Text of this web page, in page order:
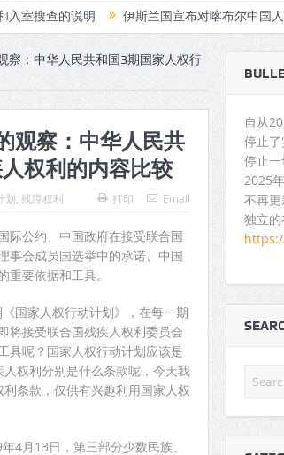
明 伊斯兰国宣布对喀布尔中国人运营的餐馆
察：中华人民共和国3期国家人权行
观察：中华人民共
权利的内容比较
划 残障权利 打印 Email
际公约、中国政府在接受联合国
事会成员国选举中的承诺、中国
要依据和工具。
国家人权行动计划》，在每一期
将接受联合国残疾人权利委员会
具呢？国家人权行动计划应该是
权利分别是什么条款呢，今天我
条款，仅供有兴趣利用国家人权
月13日，第三部分少数民族、
自从
停止
停止一
2025
不再
独立的